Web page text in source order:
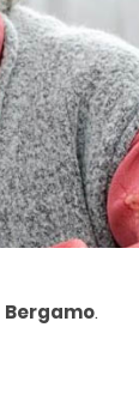
Bergamo.